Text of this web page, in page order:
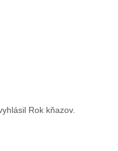
Rok kňazov.